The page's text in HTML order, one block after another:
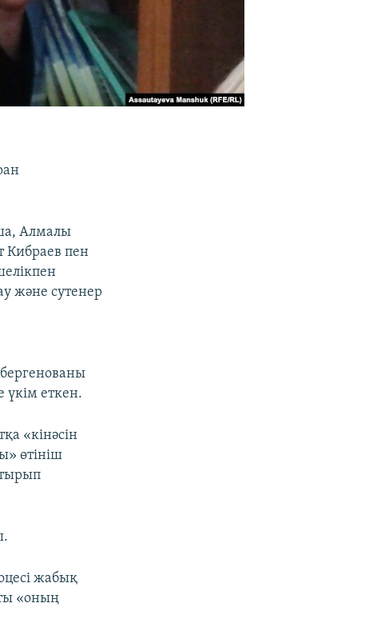
Алмалы
Кибраев пен
және сутенер
үкім еткен.
«кінәсін
өтініш
жабық
«оның